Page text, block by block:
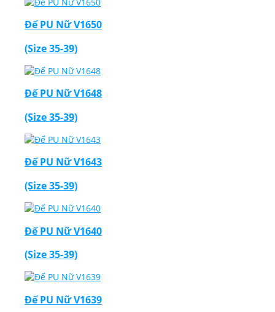
Đế PU Nữ V1650
(Size 35-39)
Đế PU Nữ V1648
(Size 35-39)
Đế PU Nữ V1643
(Size 35-39)
Đế PU Nữ V1640
(Size 35-39)
Đế PU Nữ V1639